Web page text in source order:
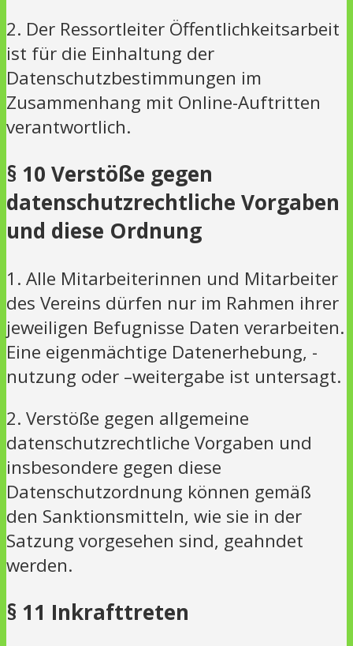
2. Der Ressortleiter Öffentlichkeitsarbeit
ist für die Einhaltung der
Datenschutzbestimmungen im
Zusammenhang mit Online-Auftritten
verantwortlich.
§ 10 Verstöße gegen
datenschutzrechtliche Vorgaben
und diese Ordnung
1. Alle Mitarbeiterinnen und Mitarbeiter
des Vereins dürfen nur im Rahmen ihrer
jeweiligen Befugnisse Daten verarbeiten.
Eine eigenmächtige Datenerhebung, -
nutzung oder –weitergabe ist untersagt.
2. Verstöße gegen allgemeine
datenschutzrechtliche Vorgaben und
insbesondere gegen diese
Datenschutzordnung können gemäß
den Sanktionsmitteln, wie sie in der
Satzung vorgesehen sind, geahndet
werden.
§ 11 Inkrafttreten